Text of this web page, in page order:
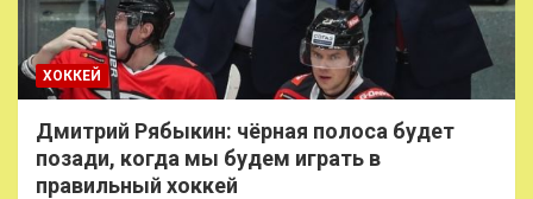
ХОККЕЙ
Дмитрий Рябыкин: чёрная полоса будет
позади, когда мы будем играть в
правильный хоккей